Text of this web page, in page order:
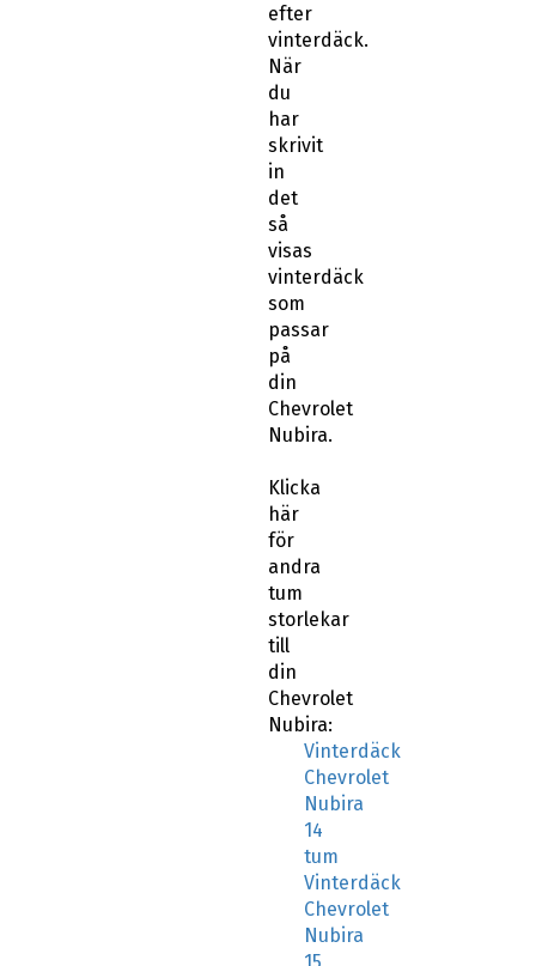
efter
vinterdäck.
När
du
har
skrivit
in
det
så
visas
vinterdäck
som
passar
på
din
Chevrolet
Nubira.
Klicka
här
för
andra
tum
storlekar
till
din
Chevrolet
Nubira:
Vinterdäck
Chevrolet
Nubira
14
tum
Vinterdäck
Chevrolet
Nubira
15